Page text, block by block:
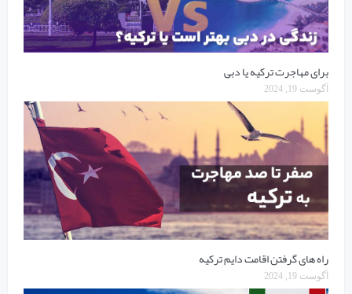
برای مهاجرت ترکیه یا دبی
آگوست 19, 2024
راه های گرفتن اقامت دایم ترکیه
آگوست 19, 2024